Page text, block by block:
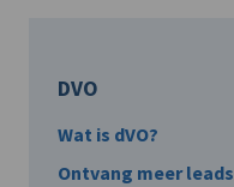
DVO
Wat is dVO?
Ontvang meer leads